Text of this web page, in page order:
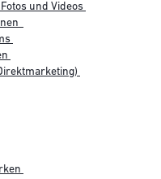
und Videos